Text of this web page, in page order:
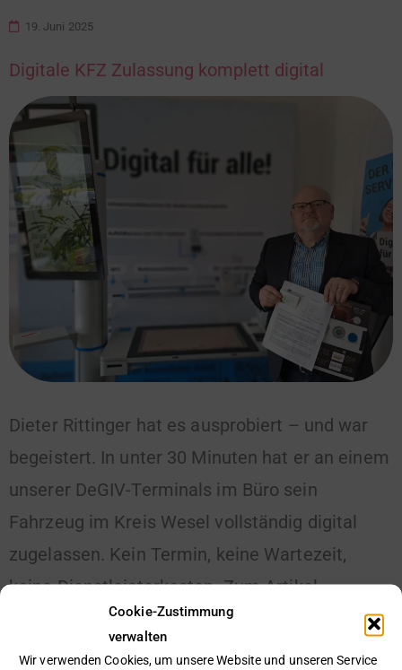
Cookie-Zustimmung
verwalten
Wir verwenden Cookies, um unsere Website und unseren Service
19. Juni 2025
Digitale KFZ Zulassung komplett digital
Dieter Rittinger hat es ausprobiert – und war
begeistert. In unter 30 Minuten hat er an einem
unserer DeGIV-Terminals im Büro sein
Fahrzeug im Kreis Wesel vollständig digital
zugelassen. Kein Termin, keine Wartezeit,
keine Dienstleisterkosten. Zum Artikel
Weiterlesen »